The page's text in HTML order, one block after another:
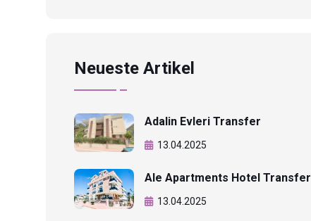
Neueste Artikel
Adalin Evleri Transfer
13.04.2025
Ale Apartments Hotel Transfer
13.04.2025